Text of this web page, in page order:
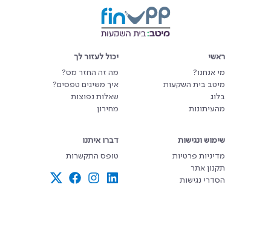
ראשי
מי אנחנו?
מיטב בית השקעות
בלוג
מהעיתונות
יכול לעזור לך
מה זה החזר מס?
איך משיגים טפסים?
שאלות נפוצות
מחירון
שימוש ונגישות
מדיניות פרטיות
תקנון אתר
הסדרי נגישות
דברו איתנו
טופס התקשרות